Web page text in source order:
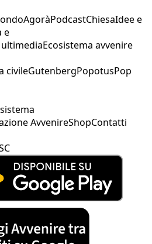
AgoràPodcastChiesaIdee e
e
Ecosistema avvenire
civileGutenbergPopotusPop
AvvenireShopContatti